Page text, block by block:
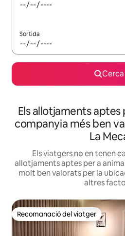
Sortida
Cerca
Els allotjaments aptes
companyia més ben
La
Els viatgers no en tenen
allotjaments aptes per a
molt ben valorats per la
altres
Recomanació del viatger
Recomanació del viatger